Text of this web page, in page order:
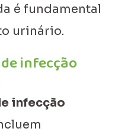
é fundamental
urinário.
infecção
infecção